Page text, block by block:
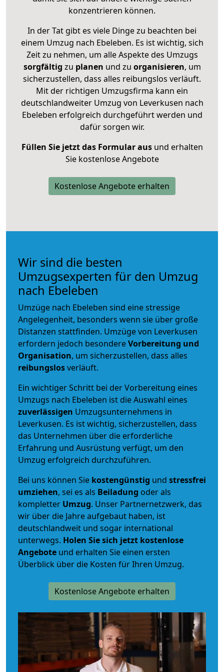
konzentrieren können.
In der Tat gibt es viele Dinge zu beachten bei
einem Umzug nach Ebeleben. Es ist wichtig, sich
Zeit zu nehmen, um alle Aspekte des Umzugs
sorgfältig zu planen und zu organisieren, um
sicherzustellen, dass alles reibungslos verläuft.
Mit der richtigen Umzugsfirma kann ein
deutschlandweiter Umzug von Leverkusen nach
Ebeleben erfolgreich durchgeführt werden und
dafür sorgen wir.
Füllen Sie jetzt das Formular ausund erhalten
Sie kostenlose Angebote
Kostenlose Angebote erhalten
Wir sind die besten
Umzugsexperten für den Umzug
nach Ebeleben
Umzüge nach Ebeleben sind eine stressige
Angelegenheit, besonders wenn sie über große
Distanzen stattfinden. Umzüge von Leverkusen
erfordern jedoch besondereVorbereitung und
Organisation, um sicherzustellen, dass alles
reibungslosverläuft.
Ein wichtiger Schritt bei der Vorbereitung eines
Umzugs nach Ebeleben ist die Auswahl eines
zuverlässigen Umzugsunternehmens in
Leverkusen. Es ist wichtig, sicherzustellen, dass
das Unternehmen über die erforderliche
Erfahrung und Ausrüstung verfügt, um den
Umzug erfolgreich durchzuführen.
Bei uns können Sie kostengünstig und stressfrei
umziehen, sei es als Beiladung oder als
kompletter Umzug. Unser Partnernetzwerk, das
wir über die Jahre aufgebaut haben, ist
deutschlandweit und sogar international
unterwegs. Holen Sie sich jetzt kostenlose
Angebote und erhalten Sie einen ersten
Überblick über die Kosten für Ihren Umzug.
Kostenlose Angebote erhalten